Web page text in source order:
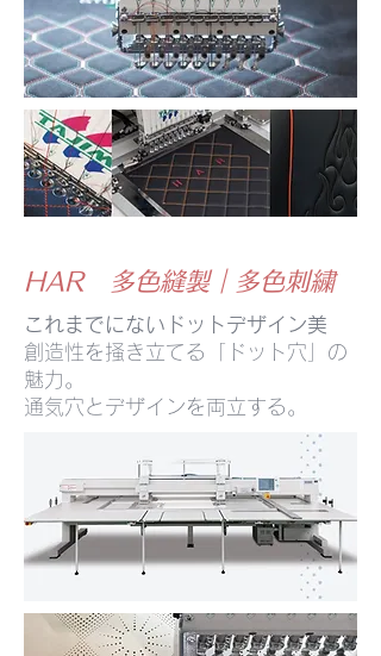
HAR 多色縫製｜多色刺繍
これまでにないドットデザイン美
創造性を掻き立てる「ドット穴」の
魅力。
通気穴とデザインを両立する。